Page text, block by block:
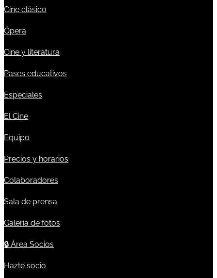
Cine clásico
Ópera
Cine y literatura
Pases educativos
Especiales
El Cine
Equipo
Precios y horarios
Colaboradores
Sala de prensa
Galería de fotos
🔒 Área Socios
Hazte socio